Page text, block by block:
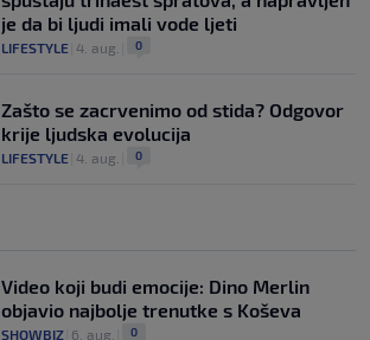
je da bi ljudi imali vode ljeti
LIFESTYLE 4. aug. 0
Zašto se zacrvenimo od stida? Odgovor
krije ljudska evolucija
LIFESTYLE 4. aug. 0
Video koji budi emocije: Dino Merlin
objavio najbolje trenutke s Koševa
SHOWBIZ 6. aug. 0